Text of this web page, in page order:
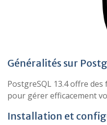
Généralités sur
PostgreSQL 13.4 offre
pour gérer efficacement
Installation et